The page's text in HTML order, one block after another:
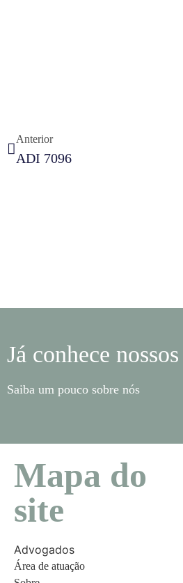
Anterior
ADI 7096
Já conhece
Saiba um pouco sobre nós
Mapa do
site
Advogados
Área de atuação